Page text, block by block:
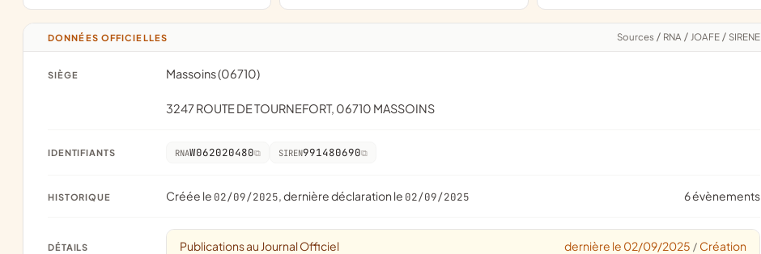
DONNÉES OFFICIELLES Sources / RNA / JOAFE / SIRENE
SIÈGE Massoins (06710)
3247 ROUTE DE TOURNEFORT, 06710 MASSOINS
IDENTIFIANTS RNAW062020480 SIREN991480690
HISTORIQUE Créée le 02/09/2025, dernière déclaration le 02/09/2025 6 évènements
DÉTAILS Publications au Journal Officiel dernière le 02/09/2025 / Création